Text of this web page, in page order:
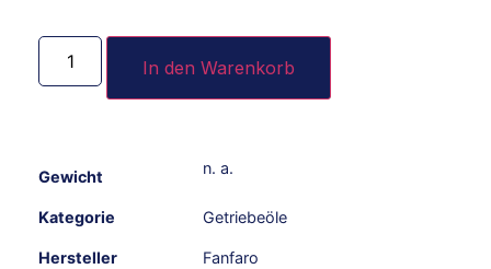
In den Warenkorb
Gewicht n. a.
Kategorie Getriebeöle
Hersteller Fanfaro